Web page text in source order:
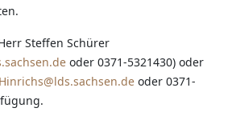
Steffen Schürer
oder 0371-5321430) oder
oder 0371-